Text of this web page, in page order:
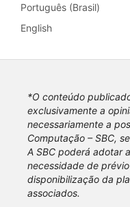
Português (Brasil)
English
*O conteúdo
exclusivamente a
necessariamente a
Computação – SBC,
A SBC poderá adotar
necessidade de
disponibilização da
associados.